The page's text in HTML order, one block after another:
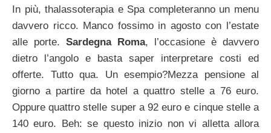
In più, thalassoterapia e Spa completeranno un menu
davvero ricco. Manco fossimo in agosto con l’estate
alle porte. Sardegna Roma, l’occasione è davvero
dietro l’angolo e basta saper interpretare costi ed
offerte. Tutto qua. Un esempio?Mezza pensione al
giorno a partire da hotel a quattro stelle a 76 euro.
Oppure quattro stelle super a 92 euro e cinque stelle a
140 euro. Beh: se questo inizio non vi alletta allora